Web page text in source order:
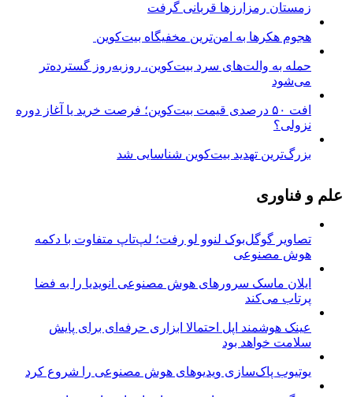
زمستان رمزارزها قربانی گرفت
هجوم هکرها به امن‌ترین مخفیگاه بیت‌کوین
حمله به والت‌های سرد بیت‌کوین، روزبه‌روز گسترده‌تر
می‌شود
افت ۵۰ درصدی قیمت بیت‌کوین؛ فرصت خرید یا آغاز دوره
نزولی؟
بزرگ‌ترین تهدید بیت‌کوین شناسایی شد
علم و فناوری
تصاویر گوگل‌بوک لنوو لو رفت؛ لپ‌تاپ متفاوت با دکمه
هوش مصنوعی
ایلان ماسک سرورهای هوش مصنوعی انویدیا را به فضا
پرتاب می‌کند
عینک هوشمند اپل احتمالا ابزاری حرفه‌ای برای پایش
سلامت خواهد بود
یوتیوب پاک‌سازی ویدیوهای هوش مصنوعی را شروع کرد